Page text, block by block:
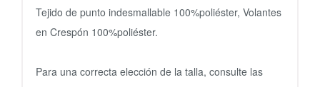
Tejido de punto indesmallable 100%poliéster, Volantes
en Crespón 100%poliéster.
Para una correcta elección de la talla, consulte las